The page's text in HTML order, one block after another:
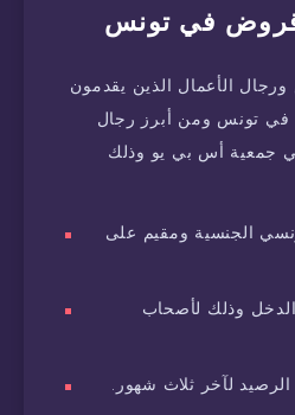
في تونس
الأعمال الذين يقدمون
في تونس ومن أبرز رجال
جمعية أس بي يو وذلك
الجنسية ومقيم على
وذلك لأصحاب
لآخر ثلاث شهور.